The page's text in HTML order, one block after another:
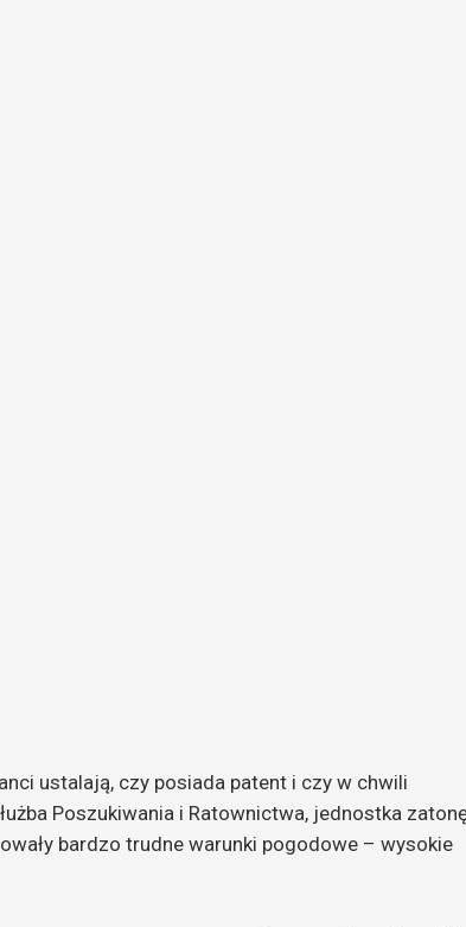
ustalają, czy posiada patent i czy w chwili
Poszukiwania i Ratownictwa, jednostka
bardzo trudne warunki pogodowe – wysokie